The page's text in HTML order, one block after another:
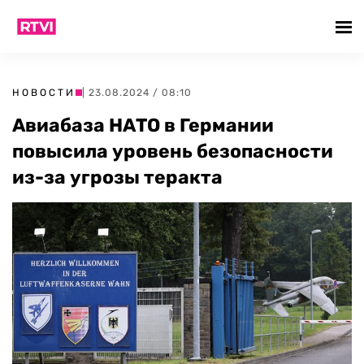
НОВОСТИ | 23.08.2024 / 08:10
Авиабаза НАТО в Германии
повысила уровень безопасности
из-за угрозы теракта